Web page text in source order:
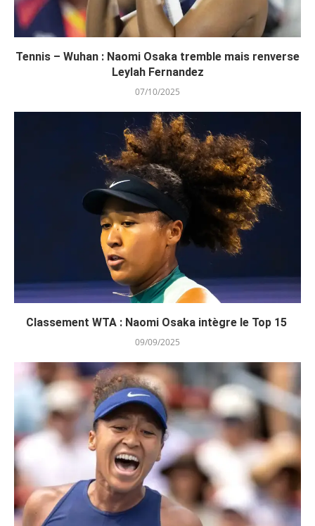
Tennis – Wuhan : Naomi Osaka tremble mais renverse
Leylah Fernandez
07/10/2025
Classement WTA : Naomi Osaka intègre le Top 15
09/09/2025